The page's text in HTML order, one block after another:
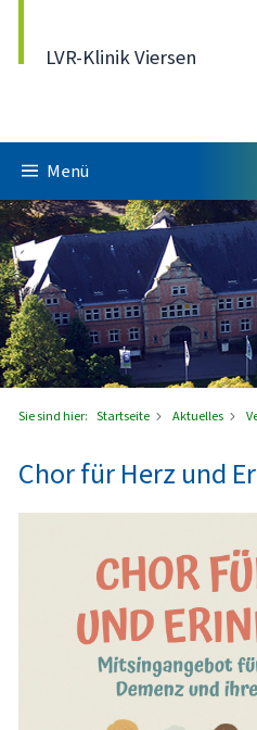
LVR-Klinik Viersen
Menü
Sie sind hier: Startseite Aktuelles
Chor für Herz und